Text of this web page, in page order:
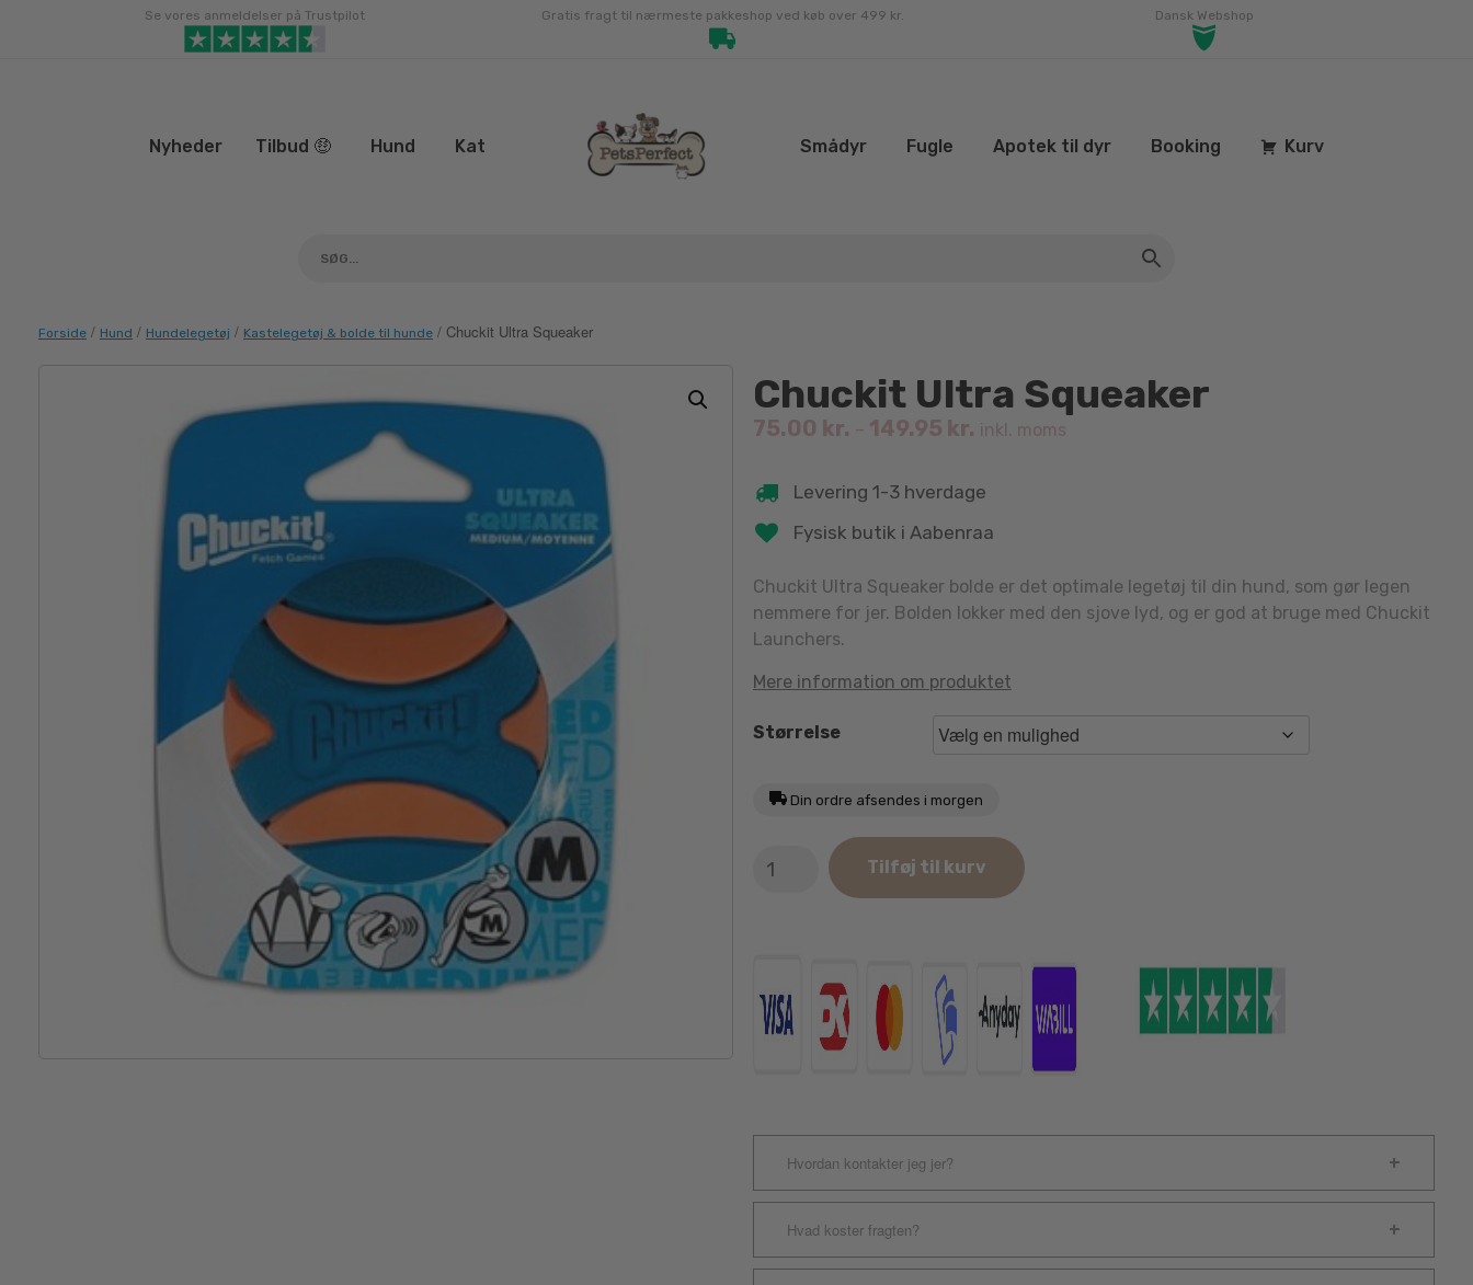
Se vores anmeldelser på Trustpilot Gratis fragt til nærmeste pakkeshop ved køb over 499 kr. Dansk Webshop
Nyheder Tilbud 🤑 Hund Kat Smådyr Fugle Apotek til dyr Booking Kurv
Forside / Hund / Hundelegetøj / Kastelegetøj & bolde til hunde / Chuckit Ultra Squeaker
Chuckit Ultra Squeaker
75.00 kr. – 149.95 kr. inkl. moms
Levering 1-3 hverdage
Fysisk butik i Aabenraa
Chuckit Ultra Squeaker bolde er det optimale legetøj til din hund, som gør legen
nemmere for jer. Bolden lokker med den sjove lyd, og er god at bruge med Chuckit
Launchers.
Mere information om produktet
Størrelse
Din ordre afsendes i morgen
Ultra
Tilføj til kurv
Hvordan kontakter jeg jer?
Hvad koster fragten?